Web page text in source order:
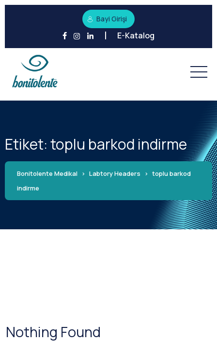
Bayi Girişi
E-Katalog
Etiket:toplu barkod indirme
Bonitolente Medikal > Labtory Headers > toplu barkod
indirme
Nothing Found